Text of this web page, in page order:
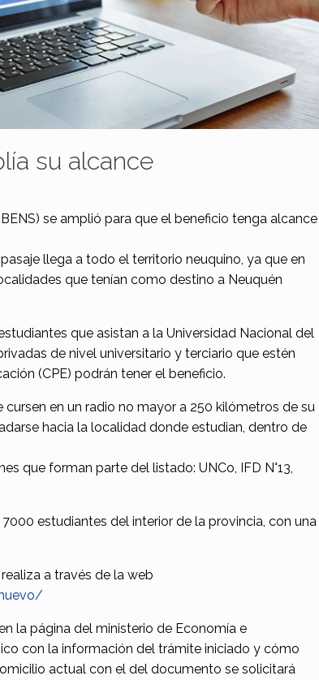
su alcance
se amplió para que el beneficio tenga alcance
llega a todo el territorio neuquino, ya que en
que tenían como destino a Neuquén
que asistan a la Universidad Nacional del
de nivel universitario y terciario que estén
(CPE) podrán tener el beneficio.
en un radio no mayor a 250 kilómetros de su
hacia la localidad donde estudian, dentro de
que forman parte del listado: UNCo, IFD N°13,
estudiantes del interior de la provincia, con una
a través de la web
la página del ministerio de Economía e
con la información del trámite iniciado y cómo
actual con el del documento se solicitará